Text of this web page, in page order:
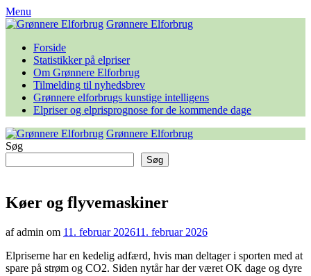
Skip
to
Menu
Grønnere Elforbrug
Forside
Statistikker på elpriser
Om Grønnere Elforbrug
Tilmelding til nyhedsbrev
Grønnere elforbrugs kunstige intelligens
Elpriser og elprisprognose for de kommende dage
Grønnere Elforbrug
Søg
Søg
Køer og flyvemaskiner
af admin om 11. februar 202611. februar 2026
Elpriserne har en kedelig adfærd, hvis man deltager i sporten med at
spare på strøm og CO2. Siden nytår har der været OK dage og dyre